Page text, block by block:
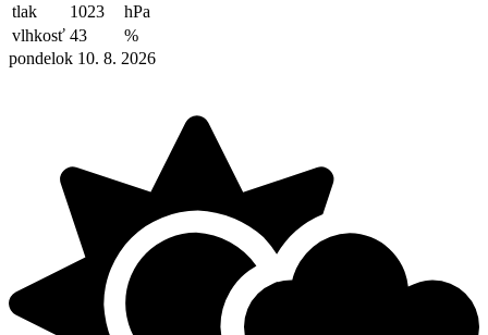
tlak
1023
hPa
vlhkosť 43
%
pondelok 10. 8. 2026